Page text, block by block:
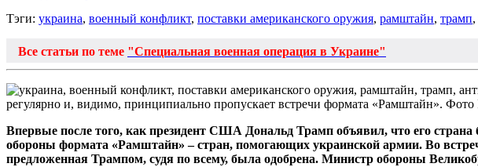
Тэги: украина, военный конфликт, поставки американского оружия, рамштайн, трамп,
Все статьи по теме "Специальная военная операция в Украине"
регулярно и, видимо, принципиально пропускает встречи формата «Рамштайн». Фото
Впервые после того, как президент США Дональд Трамп объявил, что его
обороны формата «Рамштайн» – стран, помогающих украинской армии. Во
предложенная Трампом, судя по всему, была одобрена. Министр обороны